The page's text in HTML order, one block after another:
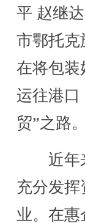
平 赵继
市鄂托克
在将包装
运往港口
贸”之路。
近年来
充分发
业。在